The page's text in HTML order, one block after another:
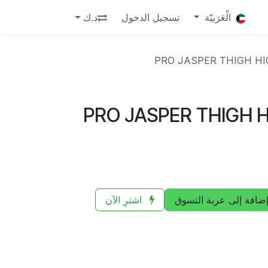
الْعَرَبيّة تسجيل الدخول د.ك
PRO JASPER THIGH
PRO JASPER THIGH
إضافة إلى عربة التسوق اشترِ الآن